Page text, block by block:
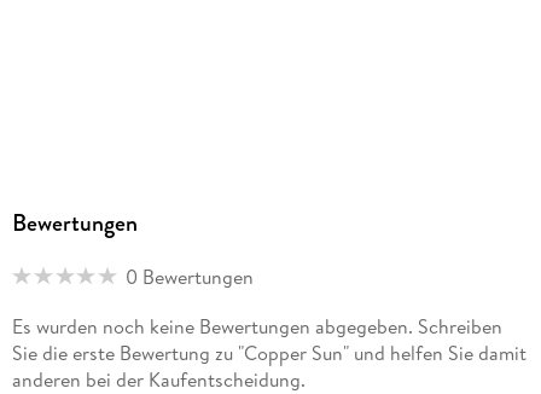
Bewertungen
0 Bewertungen
Es wurden noch keine Bewertungen abgegeben. Schreiben
Sie die erste Bewertung zu "Copper Sun" und helfen Sie damit
anderen bei der Kaufentscheidung.